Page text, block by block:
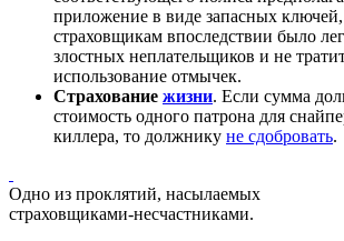
приложение в виде запасных
страховщикам впоследствии было
злостных неплательщиков и не
использование отмычек.
Страхование жизни. Если сумма
стоимость одного патрона для
киллера, то должнику не сдобровать.
Одно из проклятий, насылаемых
страховщиками-несчастниками.